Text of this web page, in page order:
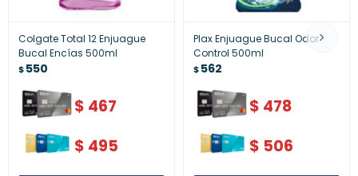
Colgate Total 12 Enjuague
Bucal Encías 500ml
$550
$ 467
$ 495
Plax Enjuague Bucal Odor
Control 500ml
$562
$ 478
$ 506